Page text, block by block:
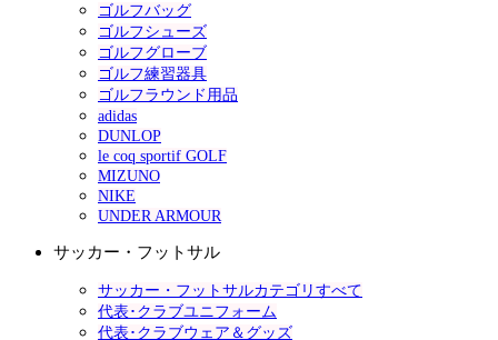
ゴルフバッグ
ゴルフシューズ
ゴルフグローブ
ゴルフ練習器具
ゴルフラウンド用品
adidas
DUNLOP
le coq sportif GOLF
MIZUNO
NIKE
UNDER ARMOUR
サッカー・フットサル
サッカー・フットサルカテゴリすべて
代表･クラブユニフォーム
代表･クラブウェア＆グッズ